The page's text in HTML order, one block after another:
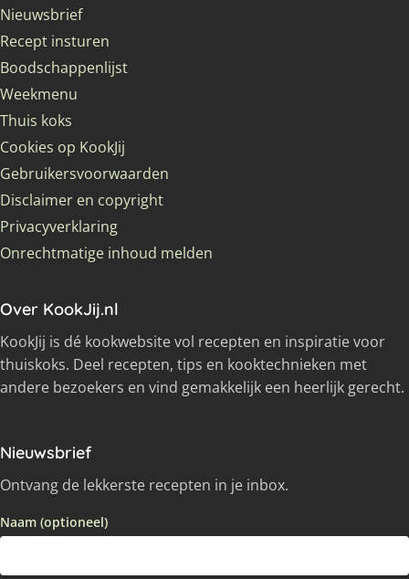
Nieuwsbrief
Recept insturen
Boodschappenlijst
Weekmenu
Thuis koks
Cookies op KookJij
Gebruikersvoorwaarden
Disclaimer en copyright
Privacyverklaring
Onrechtmatige inhoud melden
Over KookJij.nl
KookJij is dé kookwebsite vol recepten en inspiratie voor
thuiskoks. Deel recepten, tips en kooktechnieken met
andere bezoekers en vind gemakkelijk een heerlijk gerecht.
Nieuwsbrief
Ontvang de lekkerste recepten in je inbox.
Naam (optioneel)